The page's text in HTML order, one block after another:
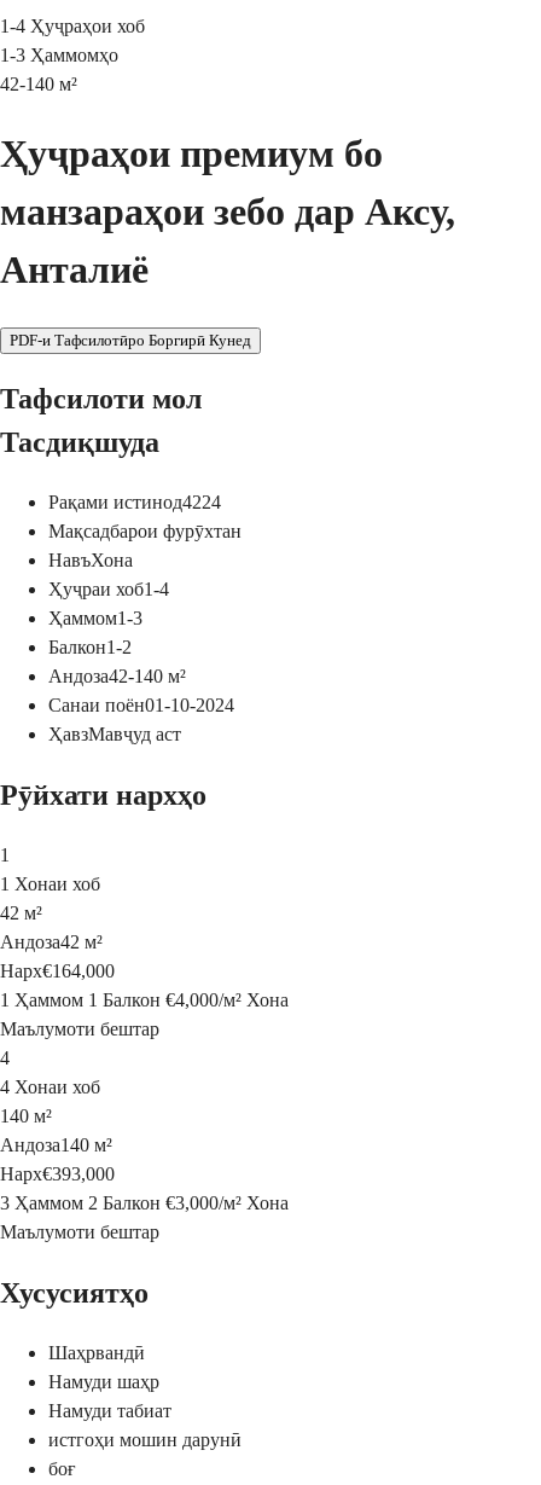
1-4 Ҳуҷраҳои хоб
1-3 Ҳаммомҳо
42-140 м²
Ҳуҷраҳои премиум бо
манзараҳои зебо дар Аксу,
Анталиё
PDF-и Тафсилотӣро Боргирӣ Кунед
Тафсилоти мол
Тасдиқшуда
Рақами истинод4224
Мақсадбарои фурӯхтан
НавъХона
Ҳуҷраи хоб1-4
Ҳаммом1-3
Балкон1-2
Андоза42-140 м²
Санаи поён01-10-2024
ҲавзМавҷуд аст
Рӯйхати нархҳо
1
1 Хонаи хоб
42 м²
Андоза42 м²
Нарх€164,000
1 Ҳаммом 1 Балкон €4,000/м² Хона
Маълумоти бештар
4
4 Хонаи хоб
140 м²
Андоза140 м²
Нарх€393,000
3 Ҳаммом 2 Балкон €3,000/м² Хона
Маълумоти бештар
Хусусиятҳо
Шаҳрвандӣ
Намуди шаҳр
Намуди табиат
истгоҳи мошин дарунӣ
боғ